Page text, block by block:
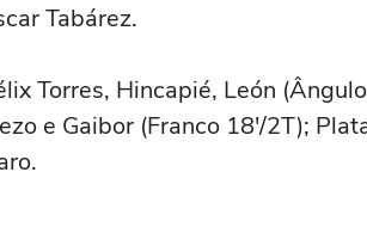
Tabárez.
Torres, Hincapié, León
e Gaibor (Franco 18'/2T);